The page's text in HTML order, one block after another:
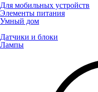
Для мобильных устройств
Элементы питания
Умный дом
Датчики и блоки
Лампы